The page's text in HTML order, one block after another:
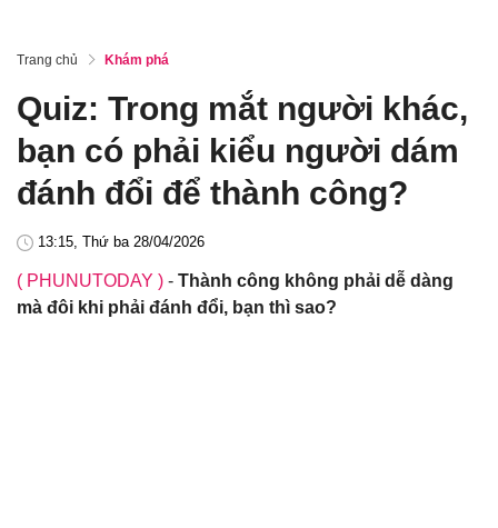
Trang chủ Khám phá
Quiz: Trong mắt người khác,
bạn có phải kiểu người dám
đánh đổi để thành công?
13:15, Thứ ba 28/04/2026
( PHUNUTODAY ) - Thành công không phải dễ dàng
mà đôi khi phải đánh đổi, bạn thì sao?